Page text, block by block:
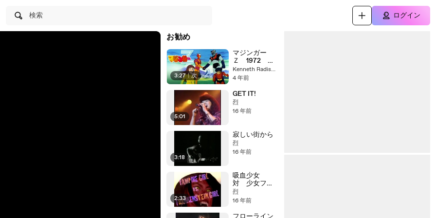
検索 ログイン
お勧め
3:27 | 次
マジンガー
Ｚ 1972 ぼ
くらのマジン
ガーZ 水木一
Kenneth Radish-Head
4 年前
5:01
GET IT!
烈
16 年前
3:18
寂しい街から
烈
16 年前
2:33
吸血少女
対 少女フラ
ンケン
烈
16 年前